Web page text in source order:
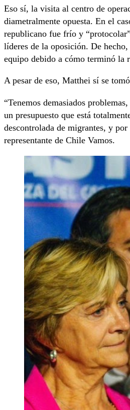
Eso sí, la visita al centro de
diametralmente opuesta. En el
republicano fue frío y
líderes de la oposición. De
equipo debido a cómo terminó la
A pesar de eso, Matthei sí se
“Tenemos demasiados
un presupuesto que está
descontrolada de migrantes, y
representante de Chile Vamos.